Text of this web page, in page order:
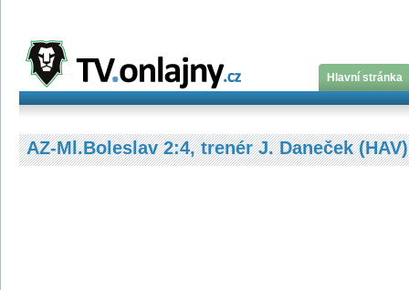
Hlavní stránka
AZ-Ml.Boleslav 2:4, trenér J. Daneček (HAV)